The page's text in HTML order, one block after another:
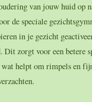
van jouw huid op
de speciale
in je gezicht
Dit zorgt voor een betere
wat helpt om rimpels en